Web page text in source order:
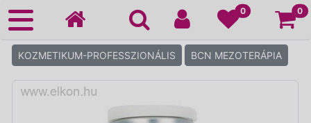
0 0
KOZMETIKUM-PROFESSZIONÁLIS BCN MEZOTERÁPIA